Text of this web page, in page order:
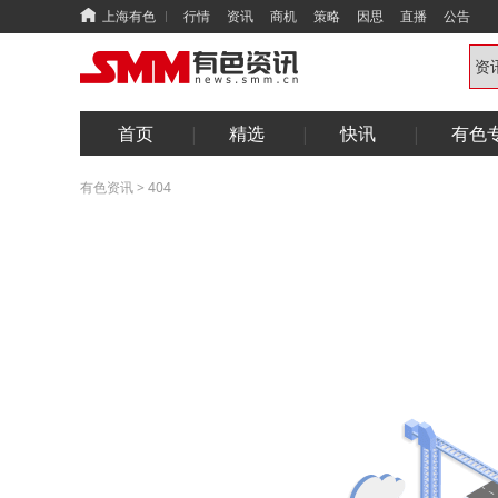
上海有色 行情 资讯 商机 策略 因思 直播 公告
首页 精选 快讯 有色
有色资讯> 404